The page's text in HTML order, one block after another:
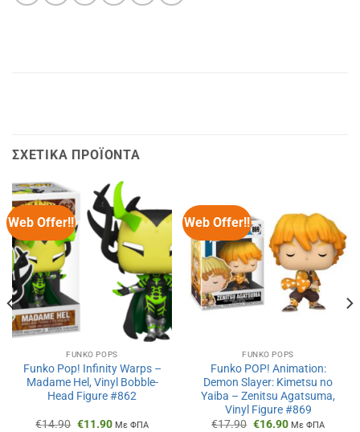
ΣΧΕΤΙΚΆ ΠΡΟΪΌΝΤΑ
Web Offer!!
FUNKO POPS
Funko Pop! Infinity Warps –
Madame Hel, Vinyl Bobble-
Head Figure #862
€14.90 Original
€11.90ΗΜε ΦΠΑ
Web Offer!!
FUNKO POPS
Funko POP! Animation:
Demon Slayer: Kimetsu no
Yaiba – Zenitsu Agatsuma,
Vinyl Figure #869
€17.90 Original
€16.90ΗΜε ΦΠΑ